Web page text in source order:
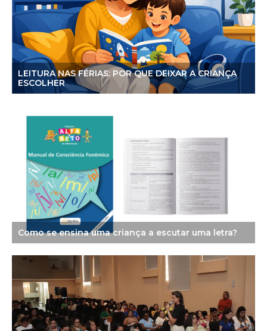
LEITURA NAS FÉRIAS: POR QUE DEIXAR A CRIANÇA
ESCOLHER
Como se ensina uma criança a escutar uma letra?